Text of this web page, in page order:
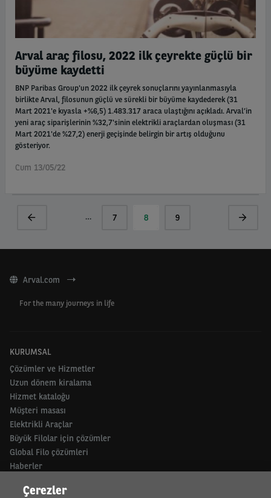
Arval araç filosu, 2022 ilk çeyrekte güçlü bir
büyüme kaydetti
BNP Paribas Group'un 2022 ilk çeyrek sonuçlarını yayınlanmasıyla
birlikte Arval, filosunun güçlü ve sürekli bir büyüme kaydederek (31
Mart 2021'e kıyasla +%6,5) 1.483.317 araca ulaştığını açıkladı. Arval’in
yeni araç siparişlerinin %32,7'sinin elektrikli araçlardan oluşması (31
Mart 2021'de %27,2) enerji geçişinde belirgin bir artış olduğunu
gösteriyor.
Cum 13/05/22
Previous
… Sayfa
7
Current
8 Sayfa
9
Next
Arval.com
For the many journeys in life
KURUMSAL
Çözümler ve Hizmetler
Uzun dönem kiralama
Hizmet kataloğu
Müşteri masası
Elektrikli Araçlar
Büyük Filolar için çözümler
Global Filo çözümleri
Haberler
Çerezler